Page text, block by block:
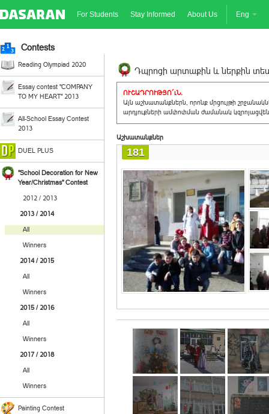
For Students Stay Informed About Us Eng
Contests
Reading Olympiad 2020
Essay contest "COMPANY
TO MY HEART" 2013
All-School Essay Contest
2013
DUEL PLUS
"School Decoration for New
Year/Christmas" Contest
2012 / 2013
2013 / 2014
All
Winners
2014 / 2015
All
Winners
2015 / 2016
All
Winners
2017 / 2018
All
Winners
Painting Contest
Դպրոցի արտաքին և ներքին
ՈՒՇԱԴՐՈՒԹՅՈ´ւՆ.
Այն աշխատանքներն, որոնք մրցույթի
արդյուքների ամփոփման ժամանակ
Աշխատանքներ
181